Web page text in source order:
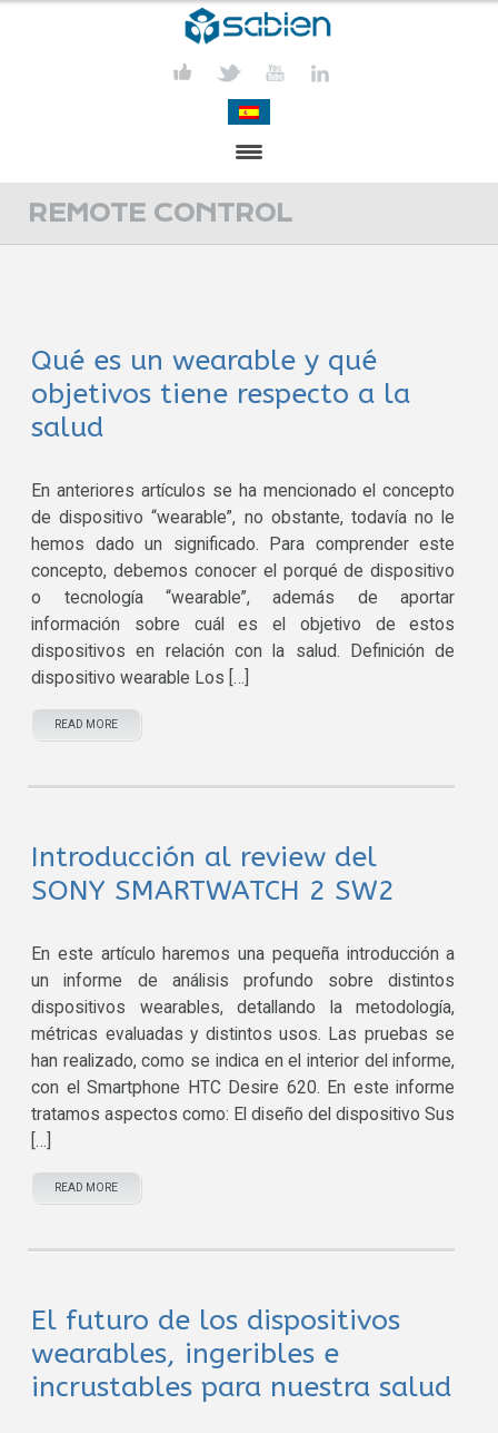
PRESENTATION
ACTIVITIES
MEDIA
REMOTE CONTROL
Qué es un wearable y qué
objetivos tiene respecto a la
salud
En anteriores artículos se ha mencionado el concepto
de dispositivo “wearable”, no obstante, todavía no le
hemos dado un significado. Para comprender este
concepto, debemos conocer el porqué de dispositivo
o tecnología “wearable”, además de aportar
información sobre cuál es el objetivo de estos
dispositivos en relación con la salud. Definición de
dispositivo wearable Los […]
READ MORE
Introducción al review del
SONY SMARTWATCH 2 SW2
En este artículo haremos una pequeña introducción a
un informe de análisis profundo sobre distintos
dispositivos wearables, detallando la metodología,
métricas evaluadas y distintos usos. Las pruebas se
han realizado, como se indica en el interior del informe,
con el Smartphone HTC Desire 620. En este informe
tratamos aspectos como: El diseño del dispositivo Sus
[…]
READ MORE
El futuro de los dispositivos
wearables, ingeribles e
incrustables para nuestra salud